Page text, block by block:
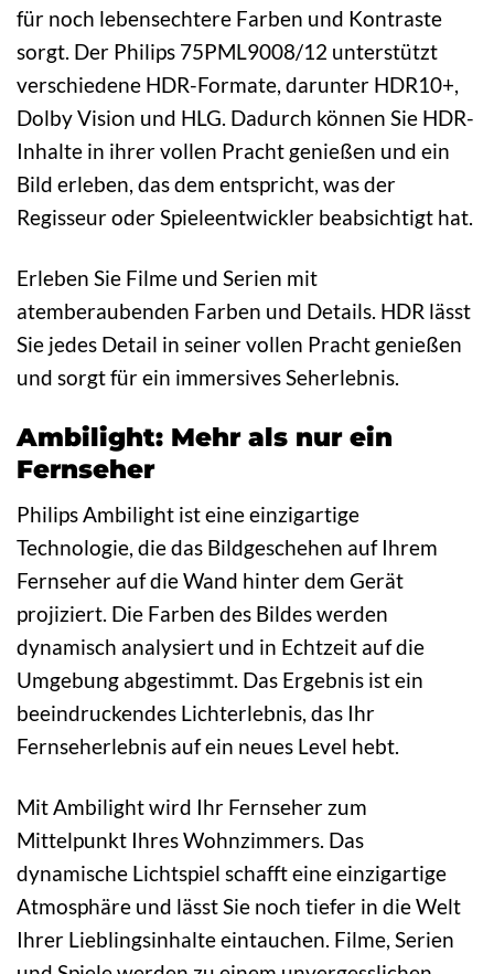
für noch lebensechtere Farben und Kontraste
sorgt. Der Philips 75PML9008/12 unterstützt
verschiedene HDR-Formate, darunter HDR10+,
Dolby Vision und HLG. Dadurch können Sie HDR-
Inhalte in ihrer vollen Pracht genießen und ein
Bild erleben, das dem entspricht, was der
Regisseur oder Spieleentwickler beabsichtigt hat.
Erleben Sie Filme und Serien mit
atemberaubenden Farben und Details. HDR lässt
Sie jedes Detail in seiner vollen Pracht genießen
und sorgt für ein immersives Seherlebnis.
Ambilight: Mehr als nur ein
Fernseher
Philips Ambilight ist eine einzigartige
Technologie, die das Bildgeschehen auf Ihrem
Fernseher auf die Wand hinter dem Gerät
projiziert. Die Farben des Bildes werden
dynamisch analysiert und in Echtzeit auf die
Umgebung abgestimmt. Das Ergebnis ist ein
beeindruckendes Lichterlebnis, das Ihr
Fernseherlebnis auf ein neues Level hebt.
Mit Ambilight wird Ihr Fernseher zum
Mittelpunkt Ihres Wohnzimmers. Das
dynamische Lichtspiel schafft eine einzigartige
Atmosphäre und lässt Sie noch tiefer in die Welt
Ihrer Lieblingsinhalte eintauchen. Filme, Serien